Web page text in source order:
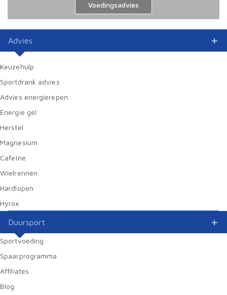
Voedingsadvies
Advies
Keuzehulp
Sportdrank advies
Advies energierepen
Energie gel
Herstel
Magnesium
Cafeïne
Wielrennen
Hardlopen
Hyrox
Duursport
Sportvoeding
Spaarprogramma
Affiliates
Blog